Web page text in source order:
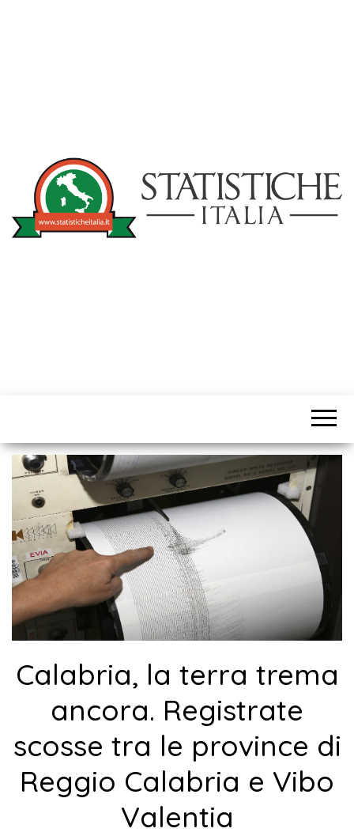
Calabria, la terra trema
ancora. Registrate
scosse tra le province di
Reggio Calabria e Vibo
Valentia